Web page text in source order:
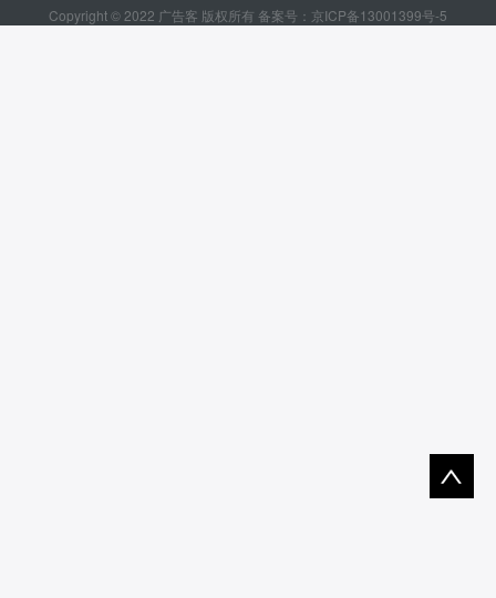
Copyright © 2022 广告客 版权所有 备案号： 京ICP备13001399号-5